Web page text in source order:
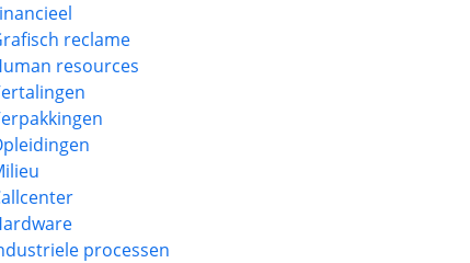
reclame
resources
processen